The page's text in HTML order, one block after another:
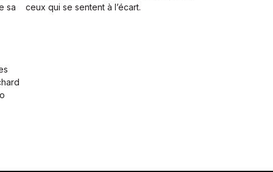
sa
ceux qui se sentent à l’écart.